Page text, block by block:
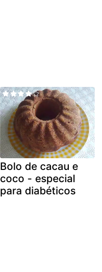
Bolo de cacau e
coco - especial
para diabéticos